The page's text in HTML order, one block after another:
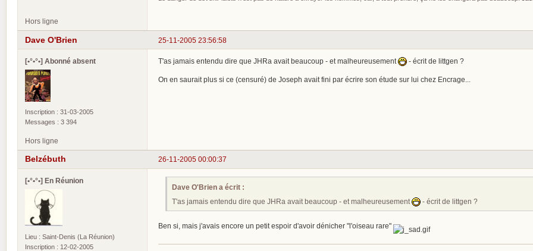
Hors ligne
25-11-2005 23:56:58
Dave O'Brien
[•°•°•] Abonné absent
Inscription : 31-03-2005
Messages : 3 394
T'as jamais entendu dire que JHRa avait beaucoup - et malheureusement - écrit de littgen ?
On en saurait plus si ce (censuré) de Joseph avait fini par écrire son étude sur lui chez Encrage...
Hors ligne
26-11-2005 00:00:37
Belzébuth
[•°•°•] En Réunion
Lieu : Saint-Denis (La Réunion)
Inscription : 12-02-2005
Dave O'Brien a écrit :
T'as jamais entendu dire que JHRa avait beaucoup - et malheureusement
- écrit de littgen ?
Ben si, mais j'avais encore un petit espoir d'avoir dénicher "l'oiseau rare"